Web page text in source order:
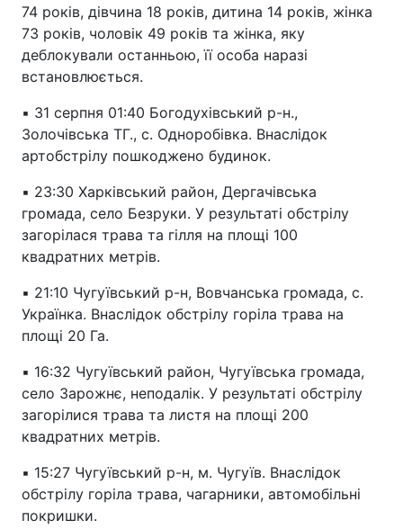
74 років, дівчина 18 років, дитина 14 років, жінка
73 років, чоловік 49 років та жінка, яку
деблокували останньою, її особа наразі
встановлюється.
▪️ 31 серпня 01:40 Богодухівський р-н.,
Золочівська ТГ., с. Одноробівка. Внаслідок
артобстрілу пошкоджено будинок.
▪️ 23:30 Харківський район, Дергачівська
громада, село Безруки. У результаті обстрілу
загорілася трава та гілля на площі 100
квадратних метрів.
▪️ 21:10 Чугуївський р-н, Вовчанська громада, с.
Українка. Внаслідок обстрілу горіла трава на
площі 20 Га.
▪️ 16:32 Чугуївський район, Чугуївська громада,
село Зарожнє, неподалік. У результаті обстрілу
загорілися трава та листя на площі 200
квадратних метрів.
▪️ 15:27 Чугуївський р-н, м. Чугуїв. Внаслідок
обстрілу горіла трава, чагарники, автомобільні
покришки.